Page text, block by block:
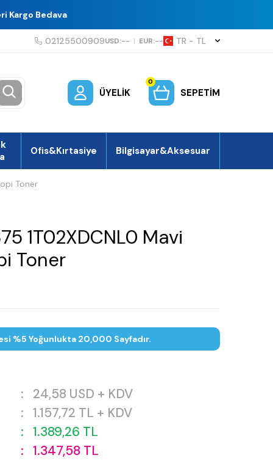
Kargo Bedava
02125500909USD:-- | EUR:-- TR − TL
ÜYELIK
0
SEPETIM
Ofis&Kırtasiye Bilgisayar&Aksesuar
Toner
1T02XDCNL0 Mavi
Toner
%5 Yoğunlukta 20,000 Sayfadır.
: 24,58 USD + KDV
: 1.157,72 TL + KDV
: 1.389,26 TL
: 1.347,58 TL